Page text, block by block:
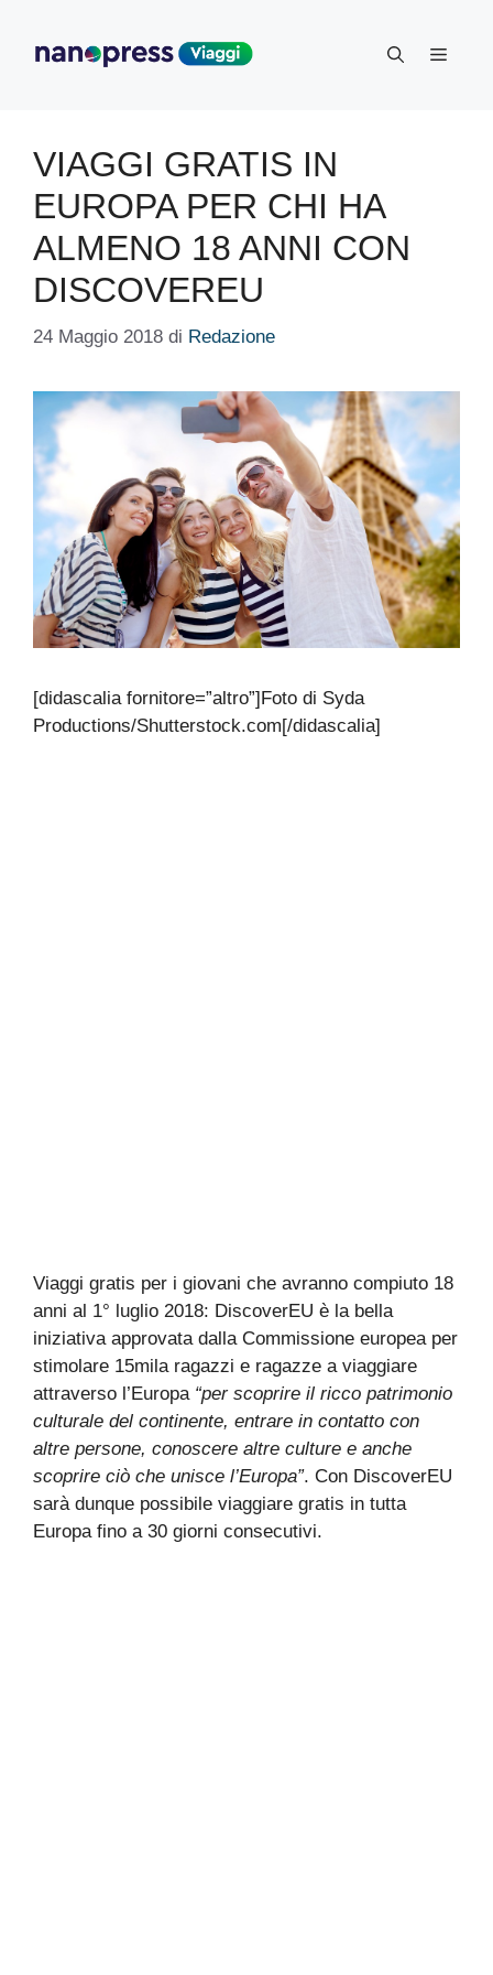
contenuto
Menu
VIAGGI GRATIS IN
EUROPA PER CHI HA
ALMENO 18 ANNI CON
DISCOVEREU
24 Maggio 2018 di Redazione
[didascalia fornitore=”altro”]Foto di Syda
Productions/Shutterstock.com[/didascalia]
Viaggi gratis per i giovani che avranno compiuto 18
anni al 1° luglio 2018: DiscoverEU è la bella
iniziativa approvata dalla Commissione europea per
stimolare 15mila ragazzi e ragazze a viaggiare
attraverso l’Europa “per scoprire il ricco patrimonio
culturale del continente, entrare in contatto con
altre persone, conoscere altre culture e anche
scoprire ciò che unisce l’Europa”. Con DiscoverEU
sarà dunque possibile viaggiare gratis in tutta
Europa fino a 30 giorni consecutivi.